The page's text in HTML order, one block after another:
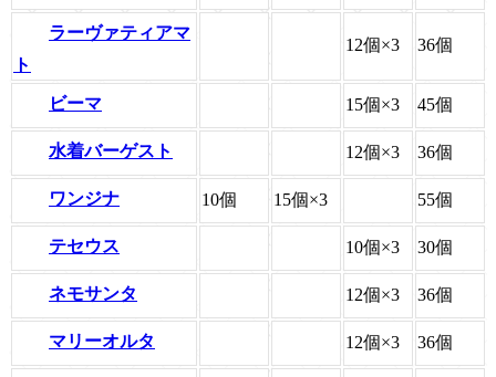
ラーヴァティアマ
ト
12個×3 36個
ビーマ 15個×3 45個
水着バーゲスト 12個×3 36個
ワンジナ 10個 15個×3 55個
テセウス 10個×3 30個
ネモサンタ 12個×3 36個
マリーオルタ 12個×3 36個